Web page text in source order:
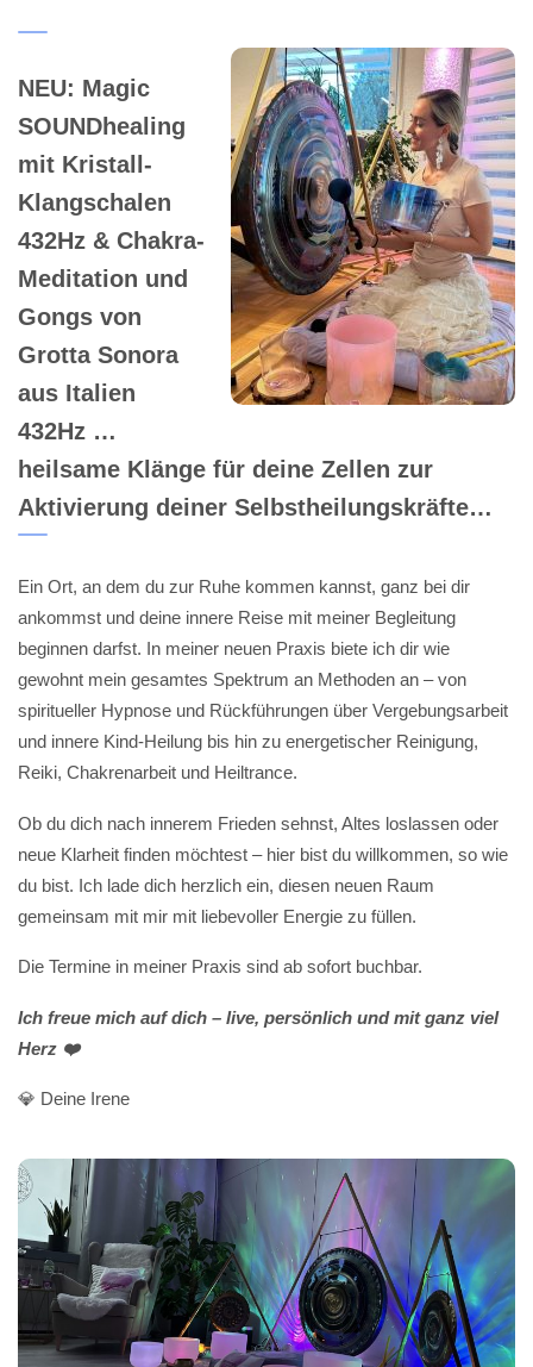
NEU: Magic
SOUNDhealing
mit Kristall-
Klangschalen
432Hz & Chakra-
Meditation und
Gongs von
Grotta Sonora
aus Italien
432Hz …
heilsame Klänge für deine Zellen zur
Aktivierung deiner Selbstheilungskräfte…
Ein Ort, an dem du zur Ruhe kommen kannst, ganz bei dir
ankommst und deine innere Reise mit meiner Begleitung
beginnen darfst. In meiner neuen Praxis biete ich dir wie
gewohnt mein gesamtes Spektrum an Methoden an – von
spiritueller Hypnose und Rückführungen über Vergebungsarbeit
und innere Kind-Heilung bis hin zu energetischer Reinigung,
Reiki, Chakrenarbeit und Heiltrance.
Ob du dich nach innerem Frieden sehnst, Altes loslassen oder
neue Klarheit finden möchtest – hier bist du willkommen, so wie
du bist. Ich lade dich herzlich ein, diesen neuen Raum
gemeinsam mit mir mit liebevoller Energie zu füllen.
Die Termine in meiner Praxis sind ab sofort buchbar.
Ich freue mich auf dich – live, persönlich und mit ganz viel
Herz ❤️
💎 Deine Irene